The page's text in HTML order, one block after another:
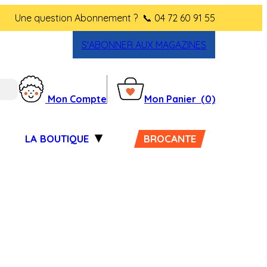
Une question Abonnement ? 📞 04 72 60 91 55
S'ABONNER AUX MAGAZINES
Mon Compte Mon Panier (0)
LA BOUTIQUE BROCANTE